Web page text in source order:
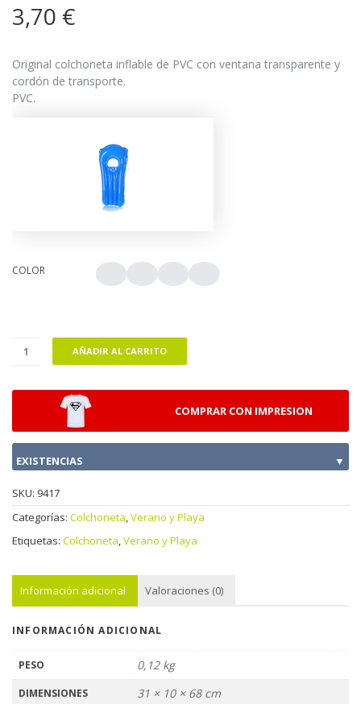
3,70 €
Original colchoneta inflable de PVC con ventana transparente y
cordón de transporte.
PVC.
COLOR
AÑADIR AL CARRITO
COMPRAR CON IMPRESION
EXISTENCIAS ▼
SKU: 9417
Categorías: Colchoneta,Verano y Playa
Etiquetas: Colchoneta,Verano y Playa
Información adicional Valoraciones (0)
INFORMACIÓN ADICIONAL
PESO 0,12 kg
DIMENSIONES 31 × 10 × 68 cm